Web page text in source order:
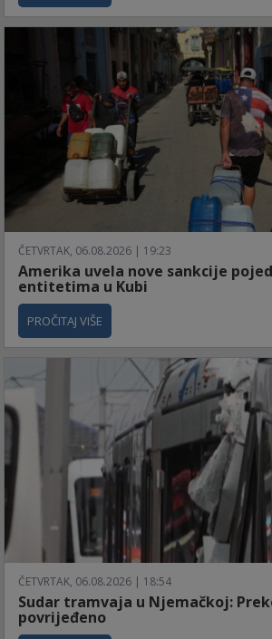
ČETVRTAK, 06.08.2026 | 19:23
Amerika uvela nove sankcije
entitetima u Kubi
PROČITAJ VIŠE
ČETVRTAK, 06.08.2026 | 18:54
Sudar tramvaja u Njemačkoj:
povrijeđeno